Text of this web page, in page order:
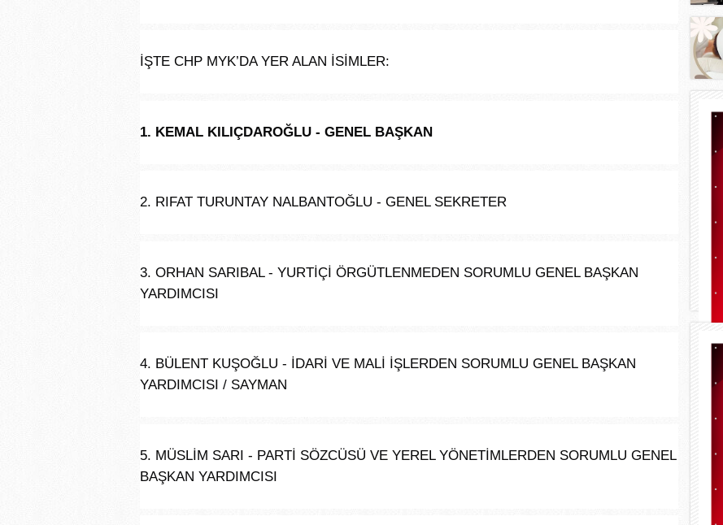
İŞTE CHP MYK’DA YER ALAN İSİMLER:
1. KEMAL KILIÇDAROĞLU - GENEL BAŞKAN
2. RIFAT TURUNTAY NALBANTOĞLU - GENEL SEKRETER
3. ORHAN SARIBAL - YURTİÇİ ÖRGÜTLENMEDEN SORUMLU GENEL BAŞKAN
YARDIMCISI
4. BÜLENT KUŞOĞLU - İDARİ VE MALİ İŞLERDEN SORUMLU GENEL BAŞKAN
YARDIMCISI / SAYMAN
5. MÜSLİM SARI - PARTİ SÖZCÜSÜ VE YEREL YÖNETİMLERDEN SORUMLU GENEL
BAŞKAN YARDIMCISI